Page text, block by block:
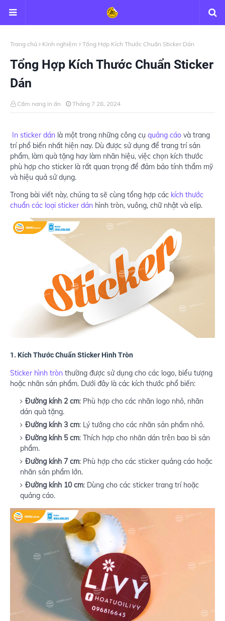
Trang chủ Kinh nghiệm Tổng Hợp Kích Thước Chuẩn Sticker Dán
Tổng Hợp Kích Thước Chuẩn Sticker
Dán
Cẩm nang in ấn Tháng 7 28, 2024
In sticker dán là một trong những công cụ quảng cáo và trang
trí phổ biến nhất hiện nay. Dù được sử dụng để trang trí sản
phẩm, làm quà tặng hay làm nhãn hiệu, việc chọn kích thước
phù hợp cho sticker là rất quan trọng để đảm bảo tính thẩm mỹ
và hiệu quả sử dụng.
Trong bài viết này, chúng ta sẽ cùng tổng hợp các kích thước
chuẩn các loại sticker dán hình tròn, vuông, chữ nhật và elip.
1. Kích Thước Chuẩn Sticker Hình Tròn
Sticker hình tròn thường được sử dụng cho các logo, biểu tượng
hoặc nhãn sản phẩm. Dưới đây là các kích thước phổ biến:
Đường kính 2 cm: Phù hợp cho các nhãn logo nhỏ, nhãn
dán quà tặng.
Đường kính 3 cm: Lý tưởng cho các nhãn sản phẩm nhỏ.
Đường kính 5 cm: Thích hợp cho nhãn dán trên bao bì sản
phẩm.
Đường kính 7 cm: Phù hợp cho các sticker quảng cáo hoặc
nhãn sản phẩm lớn.
Đường kính 10 cm: Dùng cho các sticker trang trí hoặc
quảng cáo.